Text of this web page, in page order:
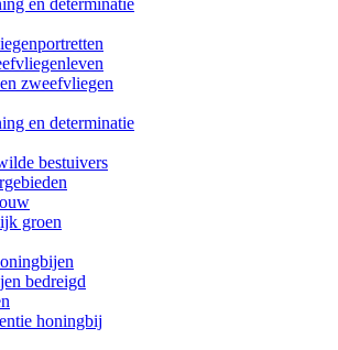
en determinatie
zweefvliegen
en determinatie
bestuivers
groen
bedreigd
honingbij